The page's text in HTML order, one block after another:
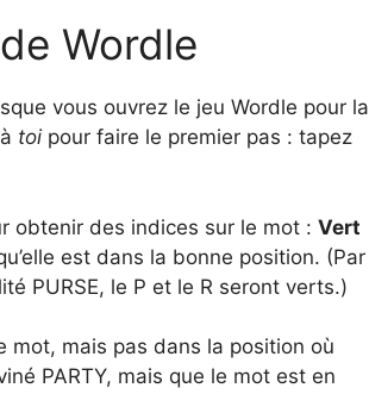
Wordle
vous ouvrez le jeu Wordle pour la
toi pour faire le premier pas : tapez
obtenir des indices sur le mot : Vert
est dans la bonne position. (Par
PURSE, le P et le R seront verts.)
mais pas dans la position où
PARTY, mais que le mot est en